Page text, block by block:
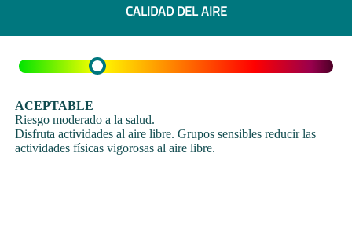
CALIDAD DEL AIRE
ACEPTABLE
Riesgo moderado a la salud.
Disfruta actividades al aire libre. Grupos sensibles reducir las
actividades físicas vigorosas al aire libre.